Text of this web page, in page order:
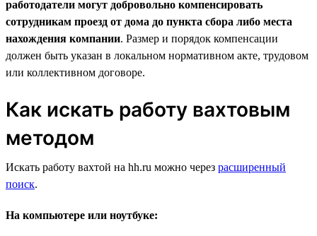
работодатели могут добровольно компенсировать
сотрудникам проезд от дома до пункта сбора либо места
нахождения компании. Размер и порядок компенсации
должен быть указан в локальном нормативном акте, трудовом
или коллективном договоре.
Как искать работу вахтовым
методом
Искать работу вахтой на hh.ru можно через расширенный
поиск.
На компьютере или ноутбуке: